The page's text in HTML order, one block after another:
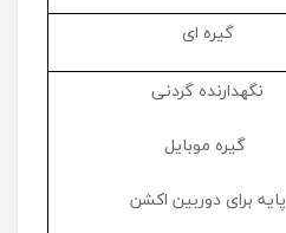
گیره ای
نگهدارنده گردنی
گیره موبایل
پایه برای دوربین اکشن